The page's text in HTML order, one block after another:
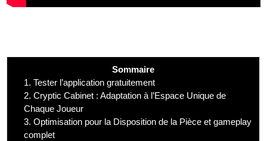
Sommaire
1. Tester l’application gratuitement
2. Cryptic Cabinet : Adaptation à l’Espace Unique de
Chaque Joueur
3. Optimisation pour la Disposition de la Pièce et gameplay
complet